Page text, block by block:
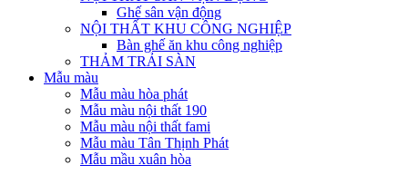
Ghế sân vận động
NỘI THẤT KHU CÔNG NGHIỆP
Bàn ghế ăn khu công nghiệp
THẢM TRẢI SÀN
Mẫu màu
Mẫu màu hòa phát
Mẫu màu nội thất 190
Mẫu màu nội thất fami
Mẫu màu Tân Thịnh Phát
Mẫu mầu xuân hòa